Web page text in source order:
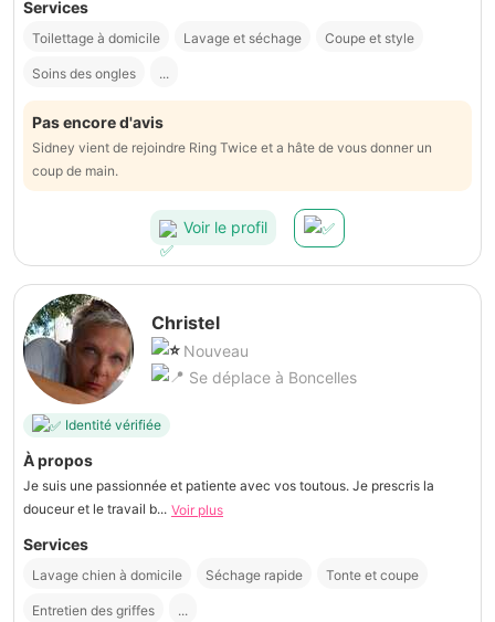
Services
Toilettage à domicile Lavage et séchage Coupe et style
Soins des ongles ...
Pas encore d'avis
Sidney vient de rejoindre Ring Twice et a hâte de vous donner un
coup de main.
Voir le profil
Christel
Nouveau
Se déplace à Boncelles
Identité vérifiée
À propos
Je suis une passionnée et patiente avec vos toutous. Je prescris la
douceur et le travail b... Voir plus
Services
Lavage chien à domicile Séchage rapide Tonte et coupe
Entretien des griffes ...